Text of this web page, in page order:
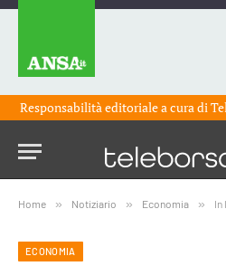
Responsabilità editoriale a cura di
Home » Notiziario » Economia » In
ECONOMIA